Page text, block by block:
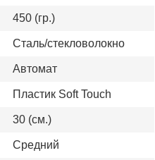
450 (гр.)
Сталь/стекловолокно
Автомат
Пластик Soft Touch
30 (см.)
Средний